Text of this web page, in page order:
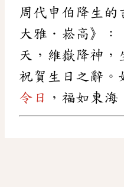
周代申伯降生的
大雅．崧高》：
天，維嶽降神，
祝賀生日之辭。
令日
，福如東海